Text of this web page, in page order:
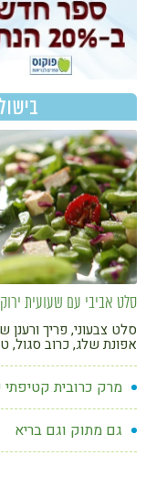
סלט אביבי עם שעועית
סלט צבעוני, פריך ורענן
אפונת שלג, כרוב סגול,
מרק כרובית קטיפתי
גם מתוק וגם בריא